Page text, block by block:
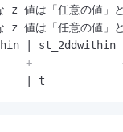
値は「任意の値」と
値は「任意の値」と
| st_2ddwithin
| t